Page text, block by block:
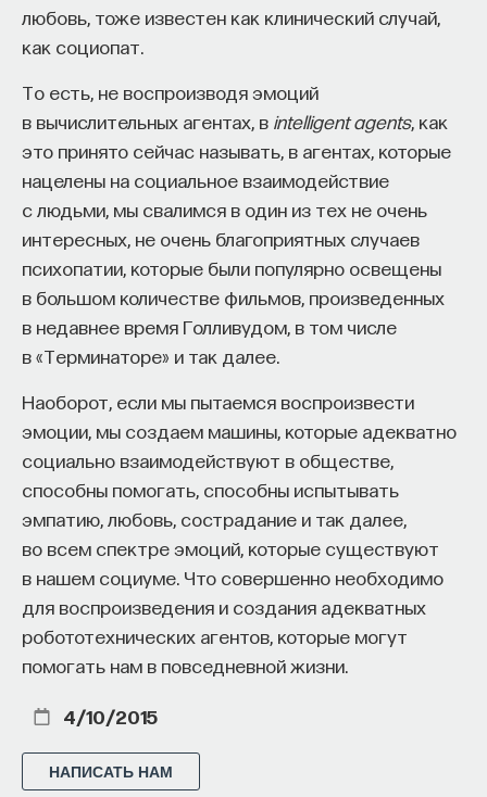
любовь, тоже известен как клинический случай,
как социопат.
То есть, не воспроизводя эмоций
в вычислительных агентах, в intelligent agents, как
это принято сейчас называть, в агентах, которые
нацелены на социальное взаимодействие
с людьми, мы свалимся в один из тех не очень
интересных, не очень благоприятных случаев
психопатии, которые были популярно освещены
в большом количестве фильмов, произведенных
в недавнее время Голливудом, в том числе
в «Терминаторе» и так далее.
Наоборот, если мы пытаемся воспроизвести
эмоции, мы создаем машины, которые адекватно
социально взаимодействуют в обществе,
способны помогать, способны испытывать
эмпатию, любовь, сострадание и так далее,
во всем спектре эмоций, которые существуют
в нашем социуме. Что совершенно необходимо
для воспроизведения и создания адекватных
робототехнических агентов, которые могут
помогать нам в повседневной жизни.
4/10/2015
НАПИСАТЬ НАМ